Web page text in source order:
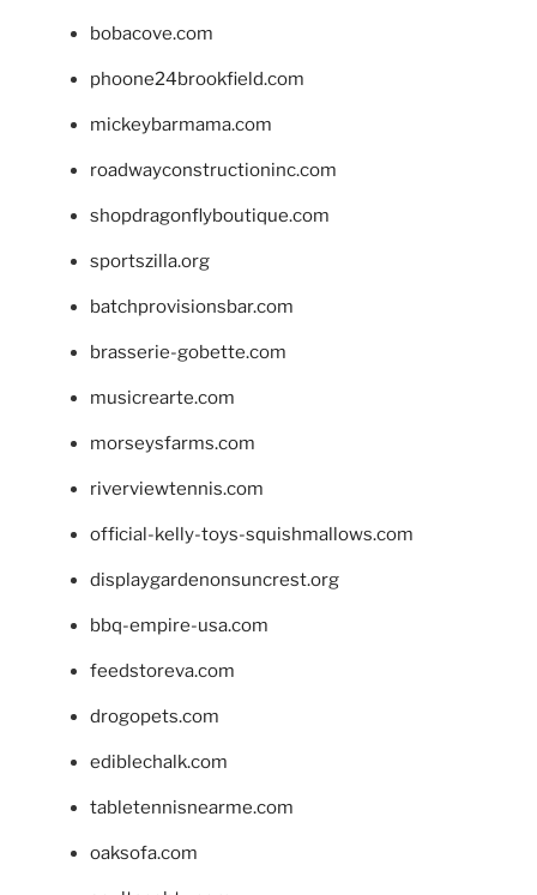
bobacove.com
phoone24brookfield.com
mickeybarmama.com
roadwayconstructioninc.com
shopdragonflyboutique.com
sportszilla.org
batchprovisionsbar.com
brasserie-gobette.com
musicrearte.com
morseysfarms.com
riverviewtennis.com
official-kelly-toys-squishmallows.com
displaygardenonsuncrest.org
bbq-empire-usa.com
feedstoreva.com
drogopets.com
ediblechalk.com
tabletennisnearme.com
oaksofa.com